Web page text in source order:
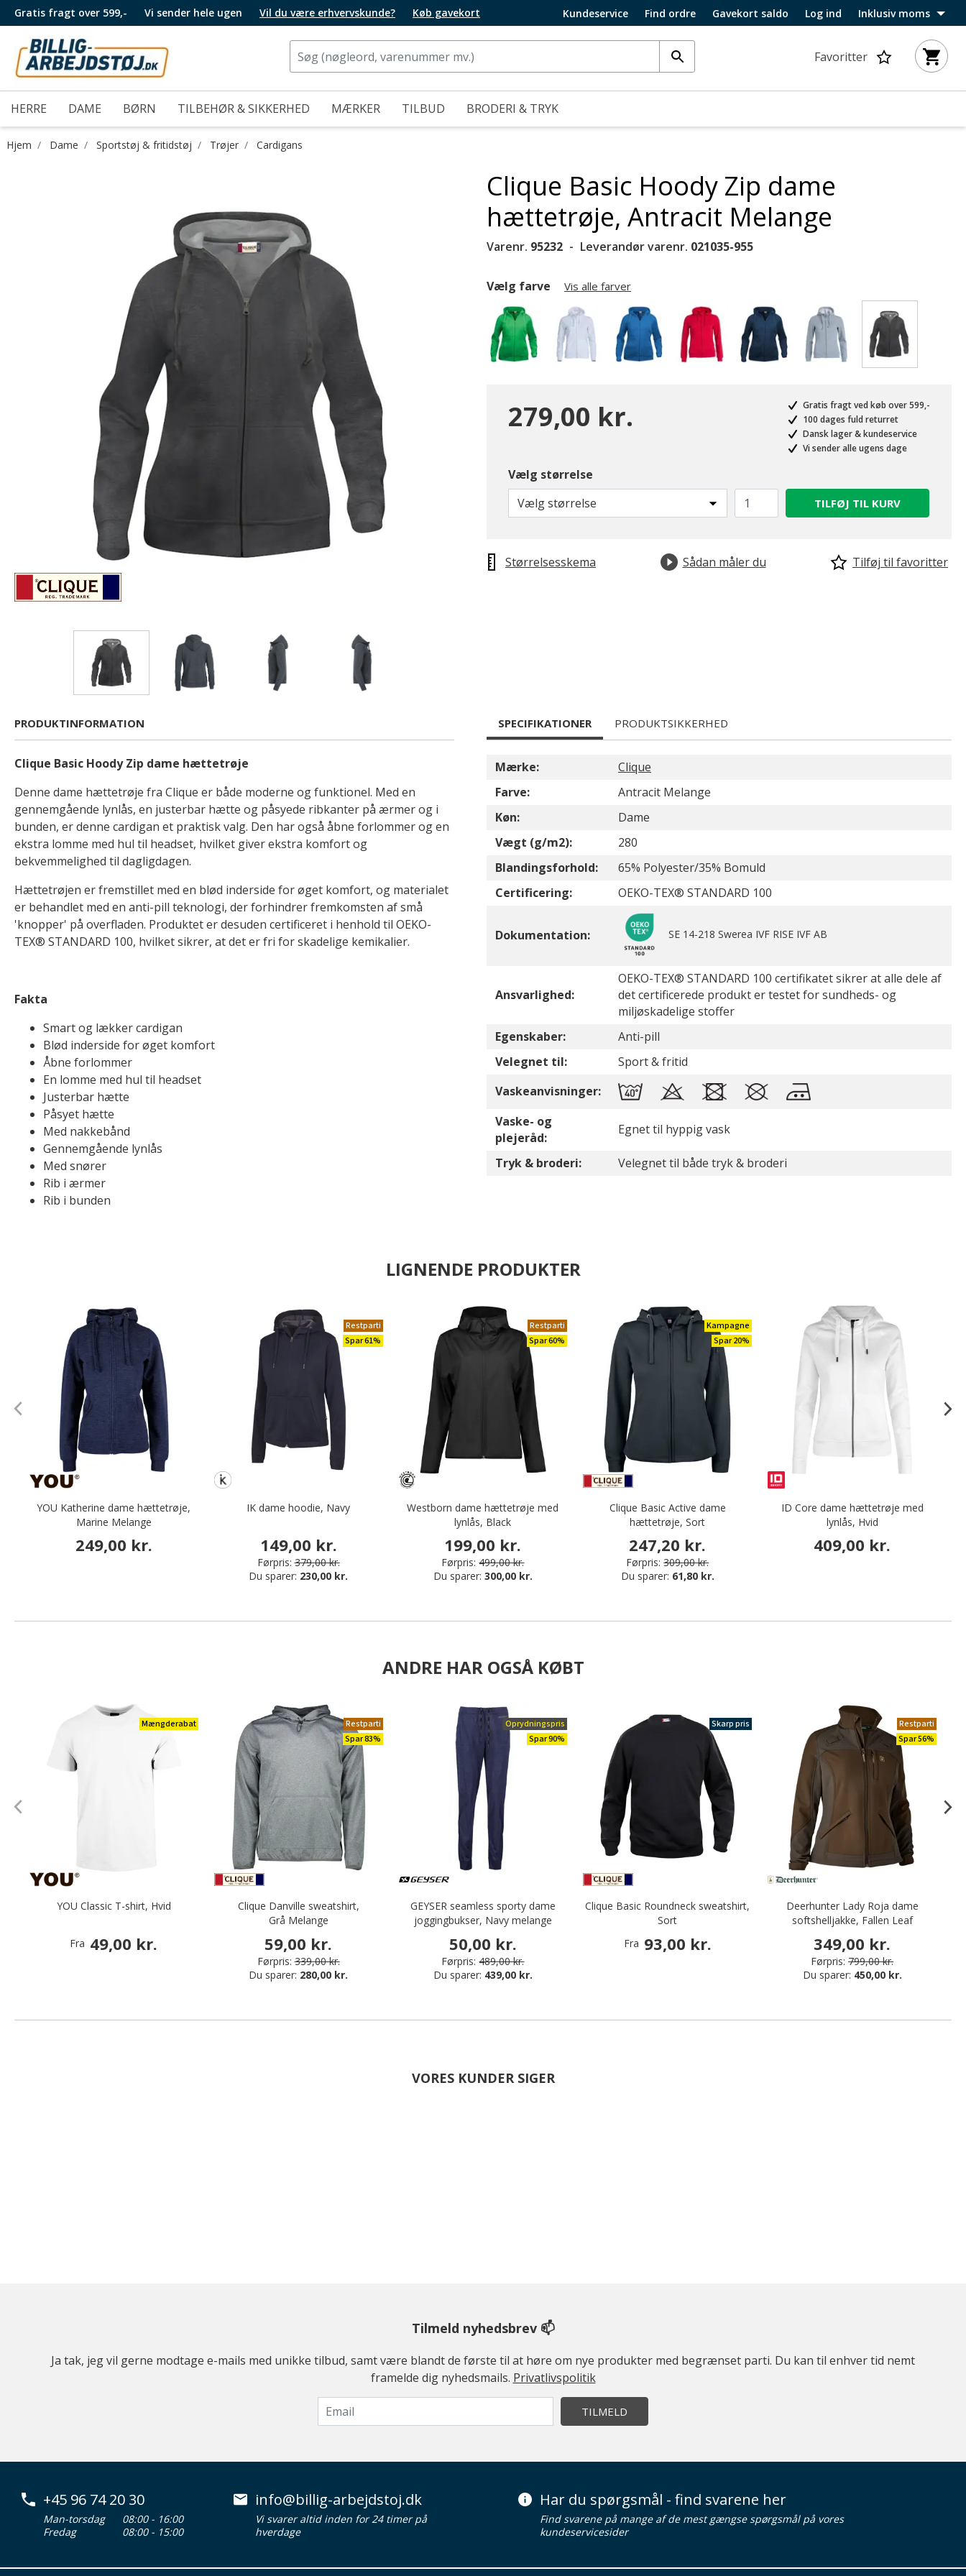
Gratis fragt over 599,- Vi sender hele ugen Vil du være erhvervskunde? Køb gavekort Kundeservice Find ordre Gavekort saldo Log ind Inklusiv moms
Favoritter
HERRE DAME BØRN TILBEHØR & SIKKERHED MÆRKER TILBUD BRODERI & TRYK
Hjem Dame Sportstøj & fritidstøj Trøjer Cardigans
Clique Basic Hoody Zip dame
hættetrøje, Antracit Melange
Varenr. 95232 Leverandør varenr. 021035-955
Vælg farve Vis alle farver
279,00 kr.
Gratis fragt ved køb over 599,-
100 dages fuld returret
Dansk lager & kundeservice
Vi sender alle ugens dage
Vælg størrelse
Vælg størrelse
TILFØJ TIL KURV
Størrelsesskema Sådan måler du Tilføj til favoritter
PRODUKTINFORMATION
Clique Basic Hoody Zip dame hættetrøje
Denne dame hættetrøje fra Clique er både moderne og funktionel. Med en
gennemgående lynlås, en justerbar hætte og påsyede ribkanter på ærmer og i
bunden, er denne cardigan et praktisk valg. Den har også åbne forlommer og en
ekstra lomme med hul til headset, hvilket giver ekstra komfort og
bekvemmelighed til dagligdagen.
Hættetrøjen er fremstillet med en blød inderside for øget komfort, og materialet
er behandlet med en anti-pill teknologi, der forhindrer fremkomsten af små
'knopper' på overfladen. Produktet er desuden certificeret i henhold til OEKO-
TEX® STANDARD 100, hvilket sikrer, at det er fri for skadelige kemikalier.
Fakta
Smart og lækker cardigan
Blød inderside for øget komfort
Åbne forlommer
En lomme med hul til headset
Justerbar hætte
Påsyet hætte
Med nakkebånd
Gennemgående lynlås
Med snører
Rib i ærmer
Rib i bunden
SPECIFIKATIONER PRODUKTSIKKERHED
Mærke:
Clique
Farve:
Antracit Melange
Køn:
Dame
Vægt (g/m2):
280
Blandingsforhold:
65% Polyester/35% Bomuld
Certificering:
OEKO-TEX® STANDARD 100
Dokumentation: SE 14-218 Swerea IVF RISE IVF AB
Ansvarlighed:
OEKO-TEX® STANDARD 100 certifikatet sikrer at alle dele af
det certificerede produkt er testet for sundheds- og
miljøskadelige stoffer
Egenskaber:
Anti-pill
Velegnet til:
Sport & fritid
Vaskeanvisninger:
Vaske- og
plejeråd:
Egnet til hyppig vask
Tryk & broderi: Velegnet til både tryk & broderi
LIGNENDE PRODUKTER
YOU Katherine dame hættetrøje,
Marine Melange
249,00 kr.
Restparti
Spar 61%
IK dame hoodie, Navy
149,00 kr.
Førpris: 379,00 kr.
Du sparer: 230,00 kr.
Restparti
Spar 60%
Westborn dame hættetrøje med
lynlås, Black
199,00 kr.
Førpris: 499,00 kr.
Du sparer: 300,00 kr.
Kampagne
Spar 20%
Clique Basic Active dame
hættetrøje, Sort
247,20 kr.
Førpris: 309,00 kr.
Du sparer: 61,80 kr.
ID Core dame hættetrøje med
lynlås, Hvid
409,00 kr.
ANDRE HAR OGSÅ KØBT
Mængderabat
YOU Classic T-shirt, Hvid
Fra 49,00 kr.
Restparti
Spar 83%
Clique Danville sweatshirt,
Grå Melange
59,00 kr.
Førpris: 339,00 kr.
Du sparer: 280,00 kr.
Oprydningspris
Spar 90%
GEYSER seamless sporty dame
joggingbukser, Navy melange
50,00 kr.
Førpris: 489,00 kr.
Du sparer: 439,00 kr.
Skarp pris
Clique Basic Roundneck sweatshirt,
Sort
Fra 93,00 kr.
Restparti
Spar 56%
Deerhunter Lady Roja dame
softshelljakke, Fallen Leaf
349,00 kr.
Førpris: 799,00 kr.
Du sparer: 450,00 kr.
VORES KUNDER SIGER
Tilmeld nyhedsbrev 📫
Ja tak, jeg vil gerne modtage e-mails med unikke tilbud, samt være blandt de første til at høre om nye produkter med begrænset parti. Du kan til enhver tid nemt
framelde dig nyhedsmails. Privatlivspolitik
TILMELD
+45 96 74 20 30
Man-torsdag
08:00 - 16:00
Fredag
08:00 - 15:00
info@billig-arbejdstoj.dk
Vi svarer altid inden for 24 timer på
hverdage
Har du spørgsmål - find svarene her
Find svarene på mange af de mest gængse spørgsmål på vores
kundeservicesider